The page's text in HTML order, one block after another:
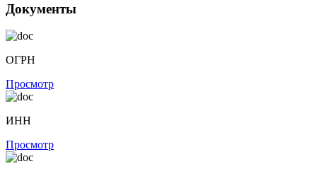
Документы
ОГРН
Просмотр
ИНН
Просмотр